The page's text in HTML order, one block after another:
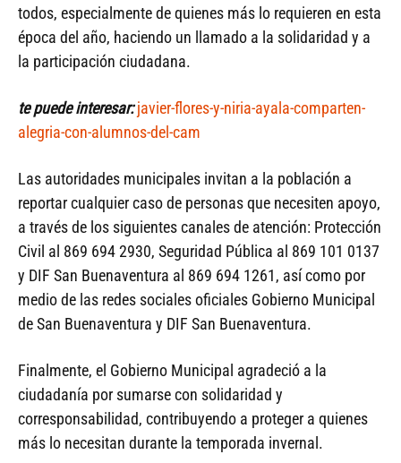
todos, especialmente de quienes más lo requieren en esta
época del año, haciendo un llamado a la solidaridad y a
la participación ciudadana.
te puede interesar: javier-flores-y-niria-ayala-comparten-
alegria-con-alumnos-del-cam
Las autoridades municipales invitan a la población a
reportar cualquier caso de personas que necesiten apoyo,
a través de los siguientes canales de atención: Protección
Civil al 869 694 2930, Seguridad Pública al 869 101 0137
y DIF San Buenaventura al 869 694 1261, así como por
medio de las redes sociales oficiales Gobierno Municipal
de San Buenaventura y DIF San Buenaventura.
Finalmente, el Gobierno Municipal agradeció a la
ciudadanía por sumarse con solidaridad y
corresponsabilidad, contribuyendo a proteger a quienes
más lo necesitan durante la temporada invernal.